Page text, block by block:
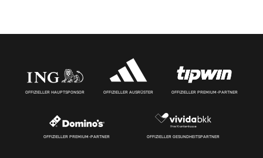
OFFIZIELLER HAUPTSPONSOR OFFIZIELLER AUSRÜSTER OFFIZIELLER PREMIUM-PARTNER
OFFIZIELLER PREMIUM-PARTNER OFFIZIELLER GESUNDHEITSPARTNER